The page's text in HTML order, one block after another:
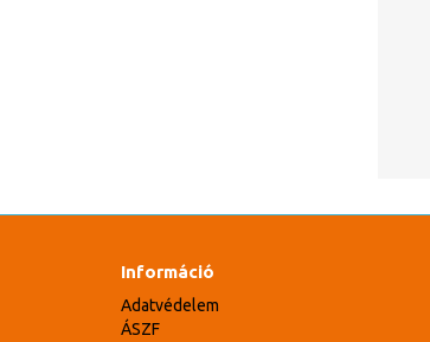
Információ
Adatvédelem
ÁSZF